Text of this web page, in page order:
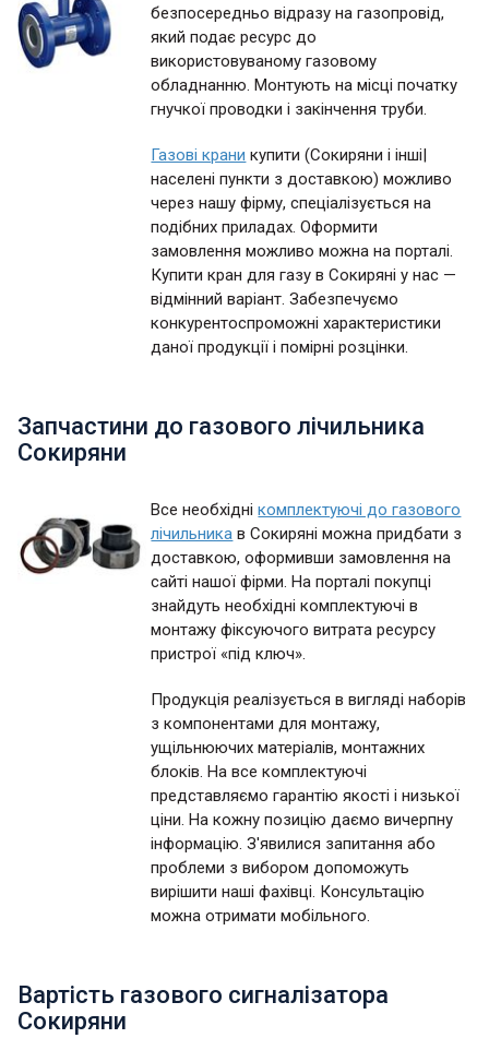
безпосередньо відразу на газопровід,
який подає ресурс до
використовуваному газовому
обладнанню. Монтують на місці початку
гнучкої проводки і закінчення труби.
Газові крани купити (Сокиряни і інші|
населені пункти з доставкою) можливо
через нашу фірму, спеціалізується на
подібних приладах. Оформити
замовлення можливо можна на порталі.
Купити кран для газу в Сокиряні у нас —
відмінний варіант. Забезпечуємо
конкурентоспроможні характеристики
даної продукції і помірні розцінки.
Запчастини до газового лічильника
Сокиряни
Все необхіднікомплектуючі до газового
лічильника в Сокиряні можна придбати з
доставкою, оформивши замовлення на
сайті нашої фірми. На порталі покупці
знайдуть необхідні комплектуючі в
монтажу фіксуючого витрата ресурсу
пристрої «під ключ».
Продукція реалізується в вигляді наборів
з компонентами для монтажу,
ущільнюючих матеріалів, монтажних
блоків. На все комплектуючі
представляємо гарантію якості і низької
ціни. На кожну позицію даємо вичерпну
інформацію. З'явилися запитання або
проблеми з вибором допоможуть
вирішити наші фахівці. Консультацію
можна отримати мобільного.
Вартість газового сигналізатора
Сокиряни